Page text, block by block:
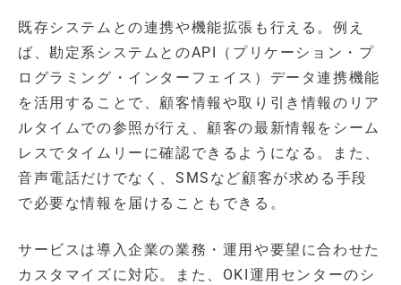
既存システムとの連携や機能拡張も行える。例え
ば、勘定系システムとのAPI（プリケーション・プ
ログラミング・インターフェイス）データ連携機能
を活用することで、顧客情報や取り引き情報のリア
ルタイムでの参照が行え、顧客の最新情報をシーム
レスでタイムリーに確認できるようになる。また、
音声電話だけでなく、SMSなど顧客が求める手段
で必要な情報を届けることもできる。
サービスは導入企業の業務・運用や要望に合わせた
カスタマイズに対応。また、OKI運用センターのシ